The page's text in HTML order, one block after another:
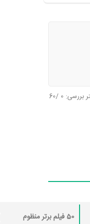
بررسی: 0
/60
50 فیلم برتر منظوم